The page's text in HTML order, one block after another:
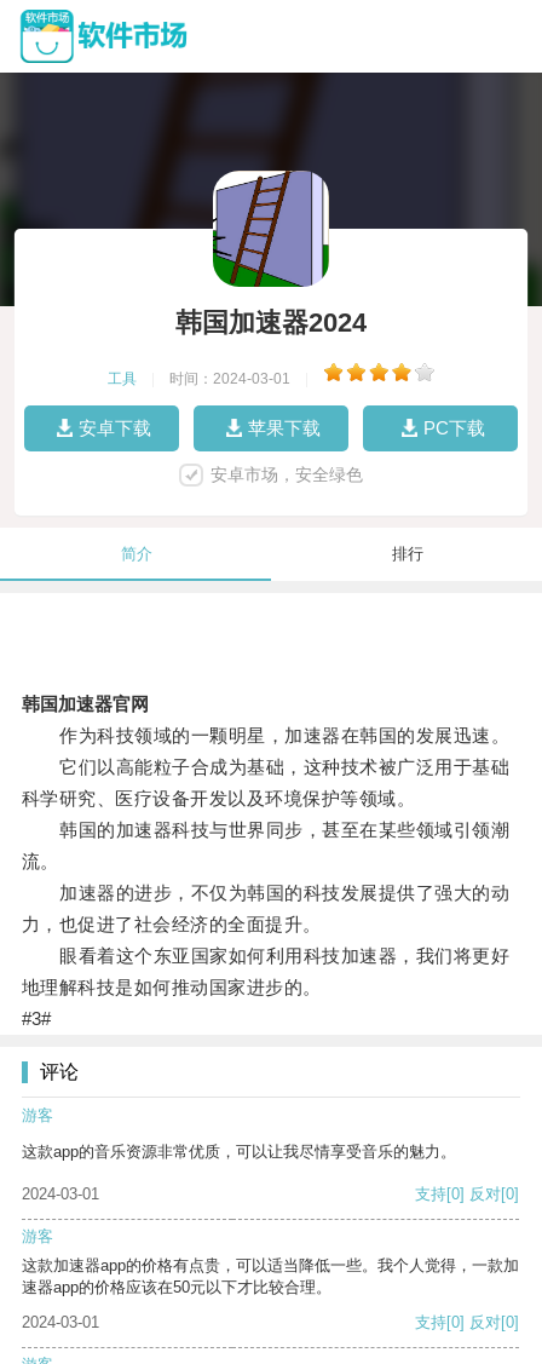
韩国加速器2024
工具 时间：2024-03-01
安卓下载 苹果下载 PC下载
安卓市场，安全绿色
简介 排行
韩国加速器官网
作为科技领域的一颗明星，加速器在韩国的发展迅速。
它们以高能粒子合成为基础，这种技术被广泛用于基础
科学研究、医疗设备开发以及环境保护等领域。
韩国的加速器科技与世界同步，甚至在某些领域引领潮
流。
加速器的进步，不仅为韩国的科技发展提供了强大的动
力，也促进了社会经济的全面提升。
眼看着这个东亚国家如何利用科技加速器，我们将更好
地理解科技是如何推动国家进步的。
#3#
评论
游客
这款app的音乐资源非常优质，可以让我尽情享受音乐的魅力。
2024-03-01 支持[0] 反对[0]
游客
这款加速器app的价格有点贵，可以适当降低一些。我个人觉得，一款加
速器app的价格应该在50元以下才比较合理。
2024-03-01
支持[0] 反对[0]